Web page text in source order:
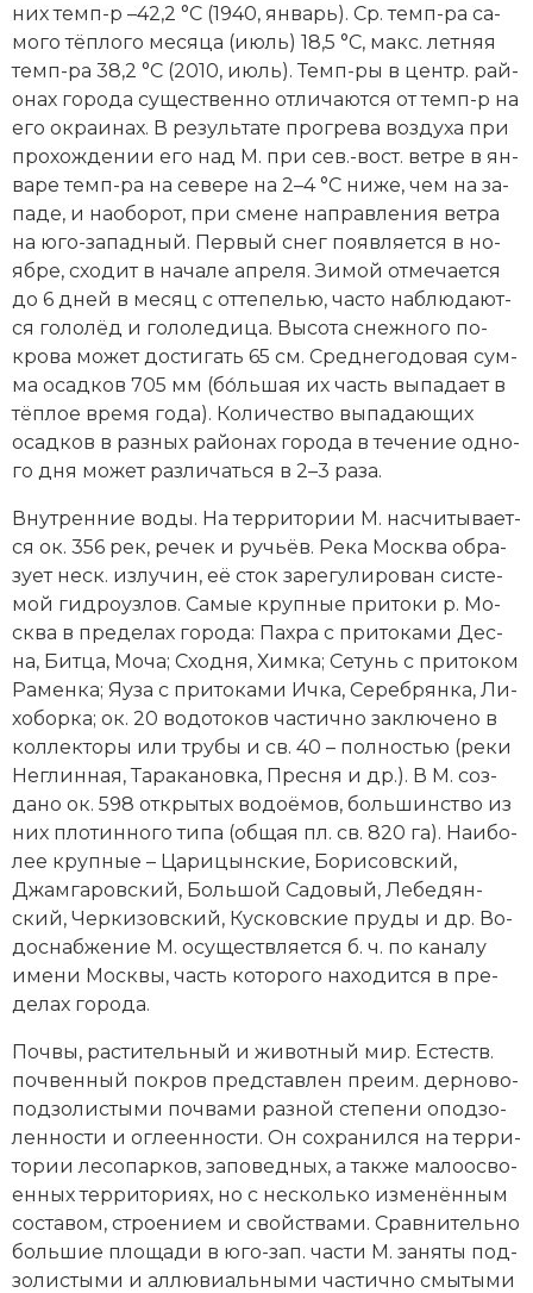
них темп-р –42,2 °C (1940, ян­варь). Ср. темп-ра са­
мо­го тё­п­ло­го ме­ся­ца (июль) 18,5 °C, макс. лет­няя
темп-ра 38,2 °C (2010, июль). Темп-ры в центр. рай­
онах го­ро­да су­ще­ст­вен­но от­ли­ча­ют­ся от темп-р на
его ок­раи­нах. В ре­зуль­та­те про­гре­ва воз­ду­ха при
про­хо­ж­де­нии его над М. при сев.-вост. вет­ре в ян­
ва­ре темп-ра на се­ве­ре на 2–4 °C ни­же, чем на за­
па­де, и на­обо­рот, при сме­не на­прав­ле­ния вет­ра
на юго-западный. Пер­вый снег по­яв­ля­ет­ся в но­
яб­ре, схо­дит в на­ча­ле ап­ре­ля. Зи­мой от­ме­ча­ет­ся
до 6 дней в ме­сяц с от­те­пе­лью, час­то на­блю­да­ют­
ся го­ло­лёд и го­ло­ле­ди­ца. Вы­со­та снеж­но­го по­
кро­ва мо­жет дос­ти­гать 65 см. Сред­не­го­до­вая сум­
ма осад­ков 705 мм (бо́ль­шая их часть вы­па­да­ет в
тё­п­лое вре­мя го­да). Ко­ли­че­ст­во вы­па­даю­щих
осад­ков в раз­ных рай­онах го­ро­да в те­че­ние од­но­
го дня мо­жет раз­ли­чать­ся в 2–3 раза.
Внут­рен­ние во­ды. На тер­ри­то­рии М. на­счи­ты­ва­ет­
ся ок. 356 рек, ре­чек и ручь­ёв. Ре­ка Мо­ск­ва об­ра­
зу­ет неск. из­лу­чин, её сток за­ре­гу­ли­ро­ван сис­те­
мой гид­ро­уз­лов. Са­мые круп­ные при­то­ки р. Мо­
ск­ва в пре­де­лах го­ро­да: Пах­ра с при­то­ка­ми Дес­
на, Бит­ца, Мо­ча; Сход­ня, Хим­ка; Се­тунь с при­то­ком
Ра­мен­ка; Яу­за с при­то­ка­ми Ич­ка, Се­ре­брян­ка, Ли­
хо­бор­ка; ок. 20 во­до­то­ков час­тич­но за­клю­че­но в
кол­лек­то­ры или тру­бы и св. 40 – пол­но­стью (ре­ки
Не­глин­ная, Та­ра­ка­нов­ка, Пре­сня и др.). В М. соз­
да­но ок. 598 от­кры­тых во­до­ёмов, боль­шин­ст­во из
них пло­тин­но­го ти­па (об­щая пл. св. 820 га). Наи­бо­
лее круп­ные – Ца­ри­цын­ские, Бо­ри­сов­ский,
Джам­га­ров­ский, Боль­шой Са­до­вый, Ле­бе­дян­
ский, Чер­ки­зов­ский, Кус­ков­ские пру­ды и др. Во­
до­снаб­же­ние М. осу­ще­ст­в­ля­ет­ся б. ч. по ка­на­лу
име­ни Мо­ск­вы, часть ко­то­ро­го на­хо­дит­ся в пре­
де­лах го­ро­да.
Поч­вы, рас­ти­тель­ный и жи­вот­ный мир. Ес­теств.
поч­вен­ный по­кров пред­став­лен пре­им. дер­но­во-
под­зо­ли­сты­ми поч­ва­ми раз­ной сте­пе­ни опод­зо­
лен­но­сти и ог­ле­ен­но­сти. Он со­хра­нил­ся на тер­ри­
то­рии ле­со­пар­ков, за­по­вед­ных, а так­же ма­ло­ос­во­
ен­ных тер­ри­то­ри­ях, но с нес­коль­ко из­ме­нён­ным
со­ста­вом, строе­ни­ем и свой­ст­ва­ми. Срав­ни­тель­но
боль­шие пло­ща­ди в юго-зап. ча­сти М. за­ня­ты под­
зо­ли­сты­ми и ал­лю­ви­аль­ны­ми ча­стич­но смы­ты­ми